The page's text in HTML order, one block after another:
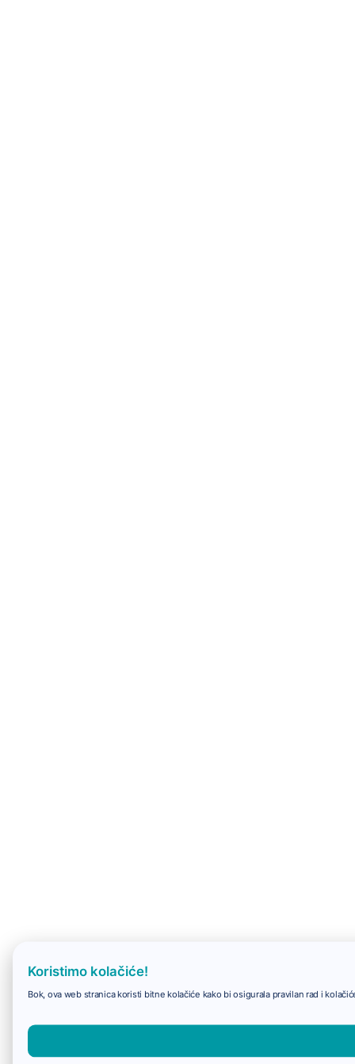
Koristimo kolačiće!
Bok, ova web stranica koristi bitne kolačiće kako bi osigurala pravilan rad i